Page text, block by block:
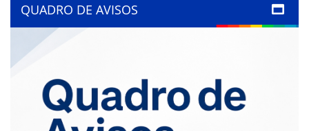
QUADRO DE AVISOS